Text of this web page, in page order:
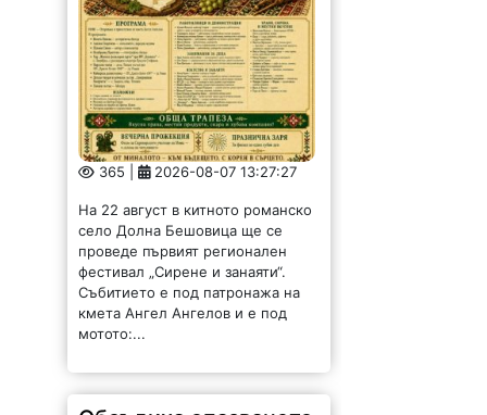
365 | 2026-08-07 13:27:27
На 22 август в китното романско
село Долна Бешовица ще се
проведе първият регионален
фестивал „Сирене и занаяти“.
Събитието е под патронажа на
кмета Ангел Ангелов и е под
мотото:...